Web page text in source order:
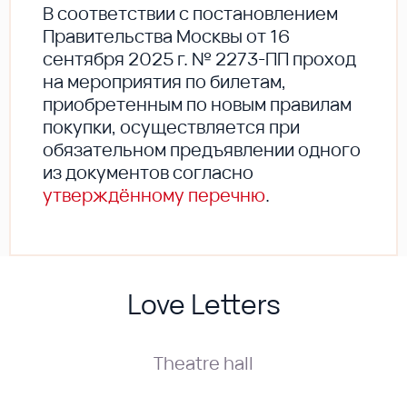
В соответствии с постановлением
Правительства Москвы от 16
сентября 2025 г. № 2273-ПП проход
на мероприятия по билетам,
приобретенным по новым правилам
покупки, осуществляется при
обязательном предъявлении одного
из документов согласно
утверждённому перечню.
Love Letters
Theatre hall